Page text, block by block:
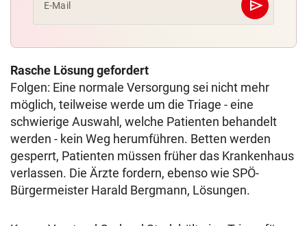
E-Mail send
Abschicken
Rasche Lösung gefordert
Folgen: Eine normale Versorgung sei nicht mehr
möglich, teilweise werde um die Triage - eine
schwierige Auswahl, welche Patienten behandelt
werden - kein Weg herumführen. Betten werden
gesperrt, Patienten müssen früher das Krankenhaus
verlassen. Die Ärzte fordern, ebenso wie SPÖ-
Bürgermeister Harald Bergmann, Lösungen.